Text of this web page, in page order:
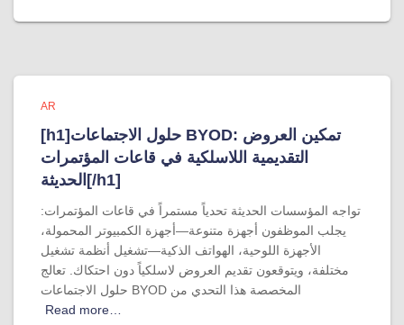
AR
[h1]حلول الاجتماعات BYOD: تمكين العروض
التقديمية اللاسلكية في قاعات المؤتمرات
الحديثة[/h1]
تواجه المؤسسات الحديثة تحدياً مستمراً في قاعات المؤتمرات:
يجلب الموظفون أجهزة متنوعة—أجهزة الكمبيوتر المحمولة،
الأجهزة اللوحية، الهواتف الذكية—تشغيل أنظمة تشغيل
مختلفة، ويتوقعون تقديم العروض لاسلكياً دون احتكاك. تعالج
حلول الاجتماعات BYOD المخصصة هذا التحدي من
Read more…